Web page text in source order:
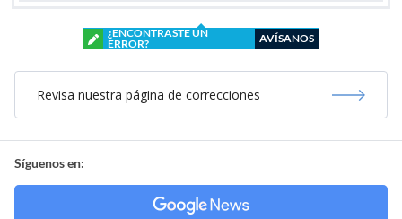
¿ENCONTRASTE UN
ERROR?
AVÍSANOS
Revisa nuestra página de correcciones
Síguenos en: